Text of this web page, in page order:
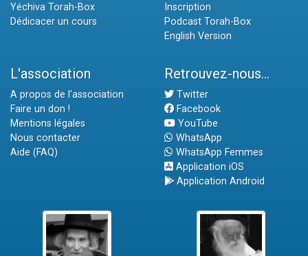
Yéchiva Torah-Box
Dédicacer un cours
Inscription
Podcast Torah-Box
English Version
L'association
A propos de l'association
Faire un don !
Mentions légales
Nous contacter
Aide (FAQ)
Retrouvez-nous...
Twitter
Facebook
YouTube
WhatsApp
WhatsApp Femmes
Application iOS
Application Android